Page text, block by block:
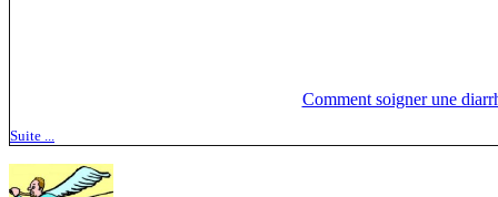
Comment soigner une
Suite ...